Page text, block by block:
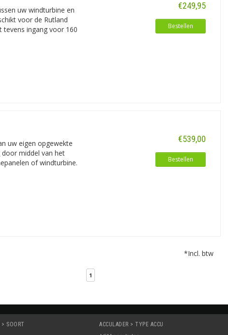
uw windturbine en
voor de Rutland
tevens ingang voor 160
€249,95
Bestellen
uw eigen opgewekte
middel van het
of windturbine.
€539,00
Bestellen
*Incl. btw
1
> SOORT ACCULADER > TYPE ACCU